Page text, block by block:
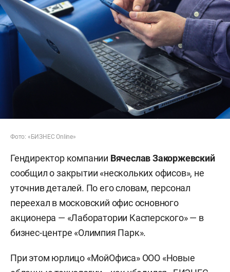
Фото: «БИЗНЕС Online»
Гендиректор компании Вячеслав Закоржевский
сообщил о закрытии «нескольких офисов», не
уточнив деталей. По его словам, персонал
переехал в московский офис основного
акционера — «Лаборатории Касперского» — в
бизнес-центре «Олимпия Парк».
При этом юрлицо «МойОфиса» ООО «Новые